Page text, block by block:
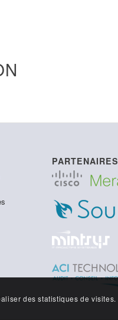
PARTENAIRES
des statistiques de visites.